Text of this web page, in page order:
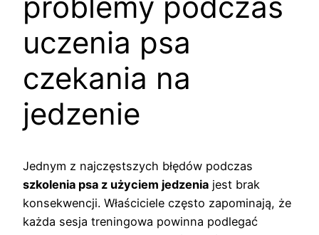
uczenia psa
czekania na
jedzenie
Jednym z najczęstszych błędów podczas
szkolenia psa z użyciem jedzenia jest brak
konsekwencji. Właściciele często zapominają, że
każda sesja treningowa powinna podlegać